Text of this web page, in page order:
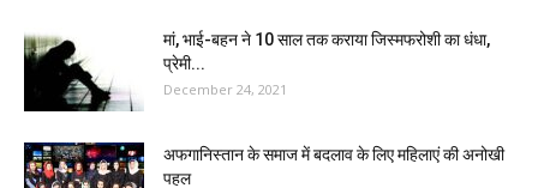
मां, भाई-बहन ने 10 साल तक कराया जिस्मफरोशी का धंधा,
प्रेमी...
December 24, 2021
अफगानिस्तान के समाज में बदलाव के लिए महिलाएं की अनोखी
पहल